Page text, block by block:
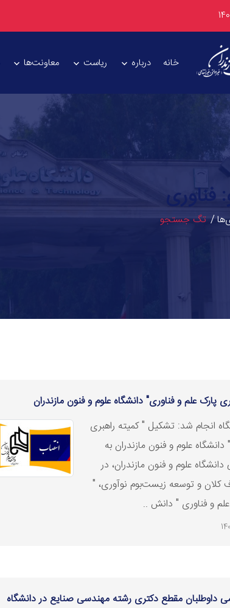
خانه درباره ریاست معاونت‌ها
تگ جستجو
پارک علم وفناوری" دانشگاه علوم و فنون مازندران
انجام شد: تشکیل " کمیته راهبری
" دانشگاه علوم و فنون مازندران به
علوم و فنون مازندران، در
کلان و توسعه زیست‌بوم نوآوری، "
وفناوری " دانش ..
داوطلبان مقطع دکتری رشته مهندسی صنایع در دانشگاه